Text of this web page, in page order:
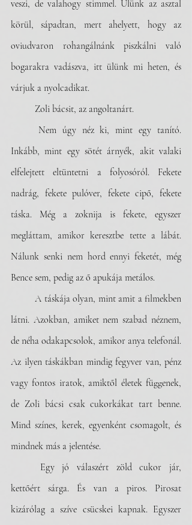
veszi, de valahogy stimmel. Ülünk az asztal
körül, sápadtan, mert ahelyett, hogy az
oviudvaron rohangálnánk piszkálni való
bogarakra vadászva, itt ülünk mi heten, és
várjuk a nyolcadikat.
	Zoli bácsit, az angoltanárt.
Inkább, mint egy sötét árnyék, akit valaki
elfelejtett eltüntetni a folyosóról. Fekete
nadrág, fekete pulóver, fekete cipő, fekete
táska. Még a zoknija is fekete, egyszer
megláttam, amikor keresztbe tette a lábát.
Nálunk senki nem hord ennyi feketét, még
Bence sem, pedig az ő apukája metálos.
	A táskája olyan, mint amit a filmekben
látni. Azokban, amiket nem szabad néznem,
de néha odakapcsolok, amikor anya telefonál.
Az ilyen táskákban mindig fegyver van, pénz
vagy fontos iratok, amiktől életek függenek,
de Zoli bácsi csak cukorkákat tart benne.
Mind színes, kerek, egyenként csomagolt, és
mindnek más a jelentése.
kettőért sárga. És van a piros. Pirosat
kizárólag a szíve csücskei kapnak. Egyszer